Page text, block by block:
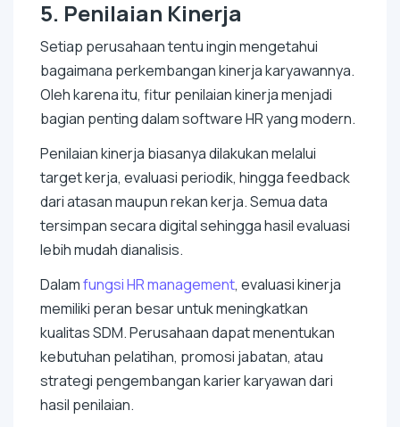
5. Penilaian Kinerja
Setiap perusahaan tentu ingin mengetahui
bagaimana perkembangan kinerja karyawannya.
Oleh karena itu, fitur penilaian kinerja menjadi
bagian penting dalamsoftwareHR yang modern.
Penilaian kinerja biasanya dilakukan melalui
target kerja, evaluasi periodik, hinggafeedback
dari atasan maupun rekan kerja. Semua data
tersimpan secara digital sehingga hasil evaluasi
lebih mudah dianalisis.
Dalamfungsi HRmanagement, evaluasi kinerja
memiliki peran besar untuk meningkatkan
kualitas SDM. Perusahaan dapat menentukan
kebutuhan pelatihan, promosi jabatan, atau
strategi pengembangan karier karyawan dari
hasil penilaian.